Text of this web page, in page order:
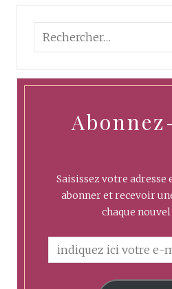
Saisissez votre
abonner et recevoir
chaque